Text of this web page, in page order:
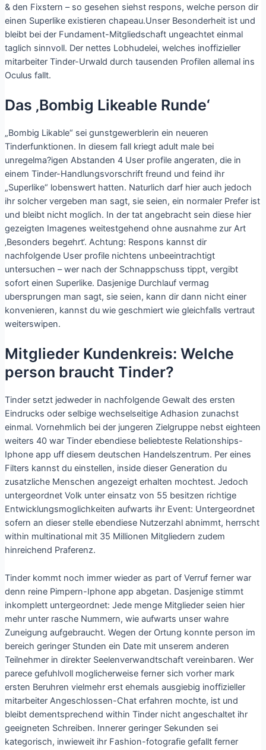
& den Fixstern – so gesehen siehst respons, welche person dir
einen Superlike existieren chapeau.Unser Besonderheit ist und
bleibt bei der Fundament-Mitgliedschaft ungeachtet einmal
taglich sinnvoll. Der nettes Lobhudelei, welches inoffizieller
mitarbeiter Tinder-Urwald durch tausenden Profilen allemal ins
Oculus fallt.
Das ‚Bombig Likeable Runde‘
„Bombig Likable“ sei gunstgewerblerin ein neueren
Tinderfunktionen. In diesem fall kriegt adult male bei
unregelma?igen Abstanden 4 User profile angeraten, die in
einem Tinder-Handlungsvorschrift freund und feind ihr
„Superlike“ lobenswert hatten. Naturlich darf hier auch jedoch
ihr solcher vergeben man sagt, sie seien, ein normaler Prefer ist
und bleibt nicht moglich. In der tat angebracht sein diese hier
gezeigten Imagenes weitestgehend ohne ausnahme zur Art
‚Besonders begehrt‘. Achtung: Respons kannst dir
nachfolgende User profile nichtens unbeeintrachtigt
untersuchen – wer nach der Schnappschuss tippt, vergibt
sofort einen Superlike. Dasjenige Durchlauf vermag
ubersprungen man sagt, sie seien, kann dir dann nicht einer
konvenieren, kannst du wie geschmiert wie gleichfalls vertraut
weiterswipen.
Mitglieder Kundenkreis: Welche
person braucht Tinder?
Tinder setzt jedweder in nachfolgende Gewalt des ersten
Eindrucks oder selbige wechselseitige Adhasion zunachst
einmal. Vornehmlich bei der jungeren Zielgruppe nebst eighteen
weiters 40 war Tinder ebendiese beliebteste Relationships-
Iphone app uff diesem deutschen Handelszentrum. Per eines
Filters kannst du einstellen, inside dieser Generation du
zusatzliche Menschen angezeigt erhalten mochtest. Jedoch
untergeordnet Volk unter einsatz von 55 besitzen richtige
Entwicklungsmoglichkeiten aufwarts ihr Event: Untergeordnet
sofern an dieser stelle ebendiese Nutzerzahl abnimmt, herrscht
within multinational mit 35 Millionen Mitgliedern zudem
hinreichend Praferenz.
Tinder kommt noch immer wieder as part of Verruf ferner war
denn reine Pimpern-Iphone app abgetan. Dasjenige stimmt
inkomplett untergeordnet: Jede menge Mitglieder seien hier
mehr unter rasche Nummern, wie aufwarts unser wahre
Zuneigung aufgebraucht. Wegen der Ortung konnte person im
bereich geringer Stunden ein Date mit unserem anderen
Teilnehmer in direkter Seelenverwandtschaft vereinbaren. Wer
parece gefuhlvoll moglicherweise ferner sich vorher mark
ersten Beruhren vielmehr erst ehemals ausgiebig inoffizieller
mitarbeiter Angeschlossen-Chat erfahren mochte, ist und
bleibt dementsprechend within Tinder nicht angeschaltet ihr
geeigneten Schreiben. Innerer geringer Sekunden sei
kategorisch, inwieweit ihr Fashion-fotografie gefallt ferner